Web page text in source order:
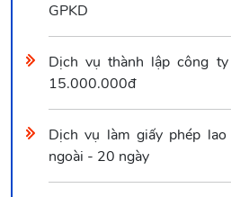
GPKD
Dịch vụ thành lập công
15.000.000đ
Dịch vụ làm giấy phép
ngoài - 20 ngày